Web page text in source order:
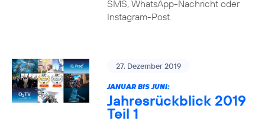
SMS, WhatsApp-Nachricht oder
Instagram-Post.
27. Dezember 2019
JANUAR BIS JUNI:
Jahresrückblick 2019
Teil 1